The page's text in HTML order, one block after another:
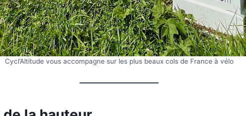
Cycl’Altitude vous accompagne sur les plus beaux cols de France à vélo